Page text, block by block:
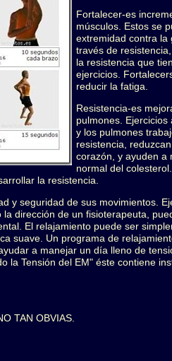
Fortalecer-es
músculos. Estos se
extremidad contra la
través de
la resistencia que
ejercicios.
reducir la fatiga.
Resistencia-es
pulmones.
y los pulmones
resistencia,
corazón, y ayuden a
normal del
la resistencia.
y seguridad de sus movimientos.
dirección de un fisioterapeuta,
El relajamiento puede ser
suave. Un programa de
a manejar un día lleno de
la Tensión del EM" éste contiene
TAN OBVIAS.